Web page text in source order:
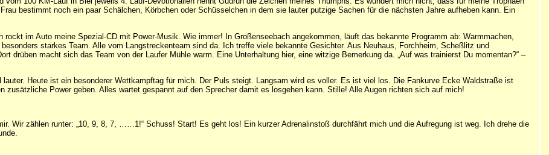
bestimmt noch ein paar Schälchen, Körbchen oder Schüsselchen in dem sie lauter putzige Sachen für die nächsten Jahre aufheben kann. Ein
im Auto meine Spezial-CD mit Power-Musik. Wie immer! In Großenseebach angekommen, läuft das bekannte Programm ab: Warmmachen,
starkes Team. Alle vom Langstreckenteam sind da. Ich treffe viele bekannte Gesichter. Aus Neuhaus, Forchheim, Scheßlitz und
drüben macht sich das Team von der Laufer Mühle warm. Eine Unterhaltung hier, eine witzige Bemerkung da. „Auf was trainierst Du momentan?“ –
Heute ist ein besonderer Wettkampftag für mich. Der Puls steigt. Langsam wird es voller. Es ist viel los. Die Fankurve Ecke Waldstraße ist
zusätzliche Power geben. Alles wartet gespannt auf den Sprecher damit es losgehen kann. Stille! Alle Augen richten sich auf mich!
Wir zählen runter: „10, 9, 8, 7, ……1!“ Schuss! Start! Es geht los! Ein kurzer Adrenalinstoß durchfährt mich und die Aufregung ist weg. Ich drehe die